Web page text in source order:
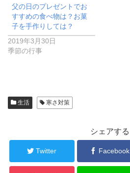
)
父の日のプレゼントでお
すすめの食べ物は？お菓
子を手作りしては？
2019年3月30日
季節の行事
生活 寒さ対策
シェアする
Twitter Facebook